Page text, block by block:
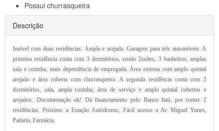
Possui churrasqueira
Descrição
Imóvel com duas residências. Ampla e arejada. Garagem para três automóveis. A
primeira residência conta com 3 dormitórios, sendo 2suítes, 3 banheiros, amplas
sala e cozinha, mais dependência de empregada. Área externa com amplo quintal
arejado e área coberta com churrasqueira. A segunda residência conta com 2
dormitórios, sala, ampla cozinha, área de serviço e amplo quintal cobertos e
arejados. Documentação ok! Dá financiamento pelo Banco Itaú, por conter 2
residências. Próximo a Estação Autódromo, Fácil acesso a Av Miguel Yunes,
Padaria, Farmácia.